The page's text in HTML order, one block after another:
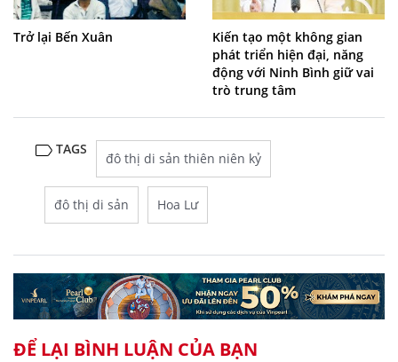
Trở lại Bến Xuân
Kiến tạo một không gian
phát triển hiện đại, năng
động với Ninh Bình giữ vai
trò trung tâm
TAGS
đô thị di sản thiên niên kỷ
đô thị di sản Hoa Lư
ĐỂ LẠI BÌNH LUẬN CỦA BẠN